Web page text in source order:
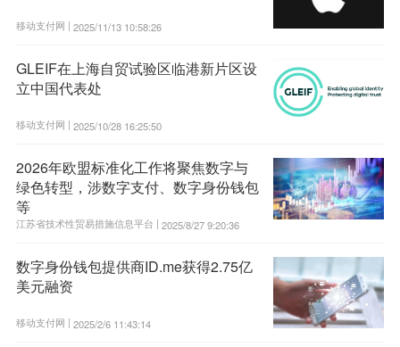
移动支付网 | 2025/11/13 10:58:26
GLEIF在上海自贸试验区临港新片区设
立中国代表处
移动支付网 | 2025/10/28 16:25:50
2026年欧盟标准化工作将聚焦数字与
绿色转型，涉数字支付、数字身份钱包
等
江苏省技术性贸易措施信息平台 | 2025/8/27 9:20:36
数字身份钱包提供商ID.me获得2.75亿
美元融资
移动支付网 | 2025/2/6 11:43:14